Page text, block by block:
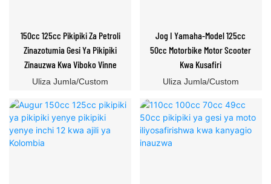
150cc 125cc Pikipiki Za Petroli
Zinazotumia Gesi Ya Pikipiki
Zinauzwa Kwa Viboko Vinne
Uliza Jumla/Custom
Jog I Yamaha-Model 125cc
50cc Motorbike Motor Scooter
Kwa Kusafiri
Uliza Jumla/Custom